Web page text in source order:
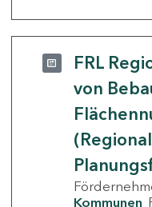
FRL
von
Kommunen